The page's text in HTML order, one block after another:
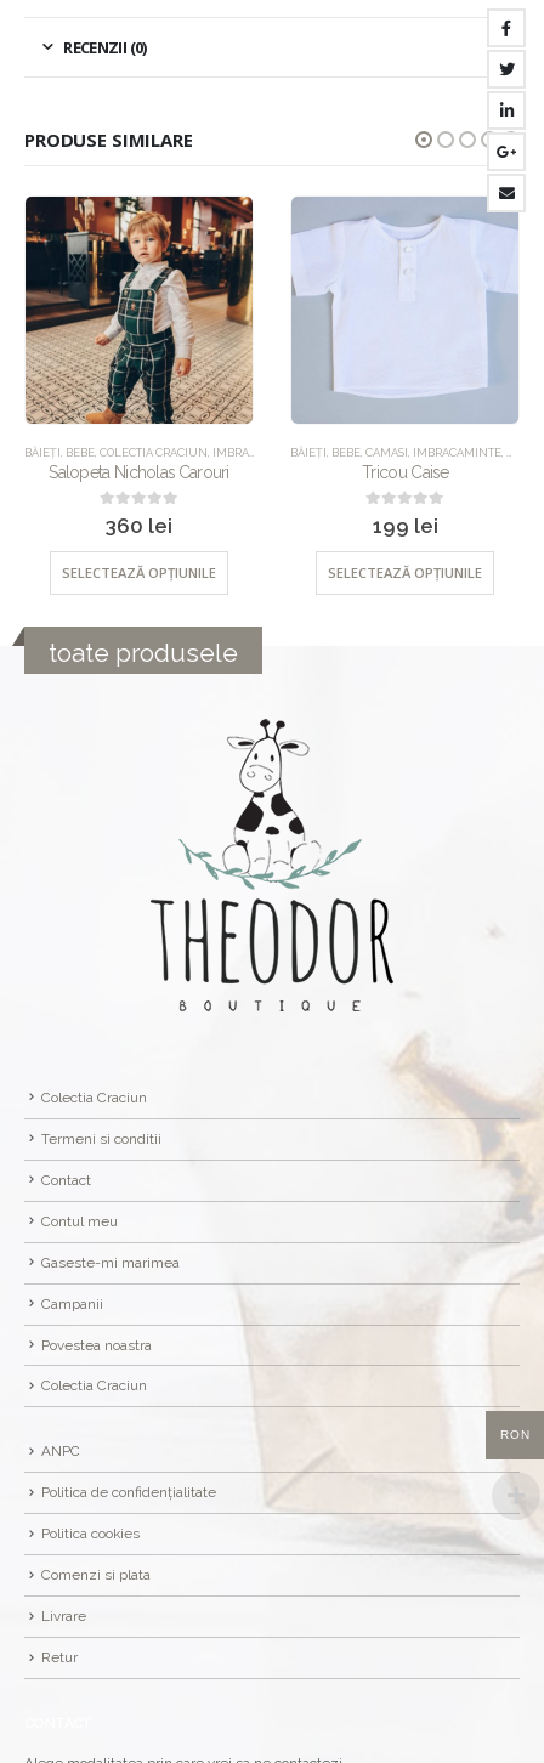
RECENZII (0)
PRODUSE SIMILARE
,SALOPETE ,UNCATEGORIZED
BĂIEȚI BEBE ,CAMASI,IMBRACAMINTE,UNCATEGORIZED
Tricou Caise
out of 5
199 lei
SELECTEAZĂ OPȚIUNILE
BĂIEȚI BEBE ,CEREMONIE,COLECTIA CRACIUN
Costum Avian AW’20
out of 5
430 lei
SELECTEAZĂ OPȚIUNILE
toate produsele
Colectia Craciun
Termeni si conditii
Contact
Contul meu
Gaseste-mi marimea
Campanii
Povestea noastra
Colectia Craciun
ANPC
Politica de confidențialitate
Politica cookies
Comenzi si plata
Livrare
Retur
RON